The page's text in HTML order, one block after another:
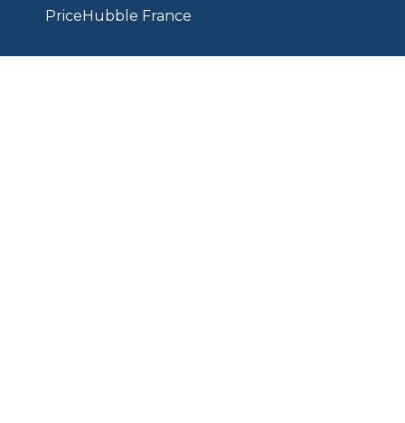
PriceHubble France